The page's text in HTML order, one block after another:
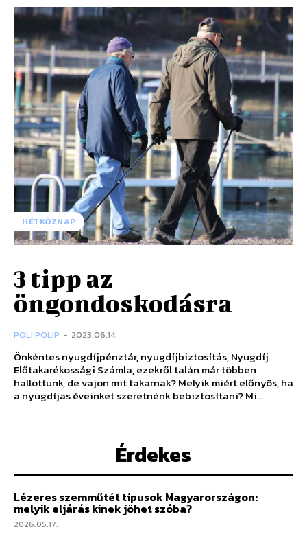
HÉTKÖZNAP
3 tipp az
öngondoskodásra
POLI POLIP - 2023.06.14.
Önkéntes nyugdíjpénztár, nyugdíjbiztosítás, Nyugdíj
Előtakarékossági Számla, ezekről talán már többen
hallottunk, de vajon mit takarnak? Melyik miért előnyös, ha
a nyugdíjas éveinket szeretnénk bebiztosítani? Mi...
Érdekes
Lézeres szemműtét típusok Magyarországon:
melyik eljárás kinek jöhet szóba?
2026.05.17.